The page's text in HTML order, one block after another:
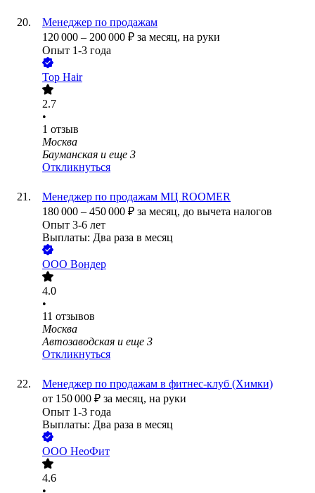
Менеджер по продажам
120 000 – 200 000 ₽ за месяц, на руки
Опыт 1-3 года
Top Hair
2.7
•
1 отзыв
Москва
Бауманская и еще 3
Откликнуться
Менеджер по продажам МЦ ROOMER
180 000 – 450 000 ₽ за месяц, до вычета налогов
Опыт 3-6 лет
Выплаты: Два раза в месяц
ООО Вондер
4.0
•
11 отзывов
Москва
Автозаводская и еще 3
Откликнуться
Менеджер по продажам в фитнес-клуб (Химки)
от 150 000 ₽ за месяц, на руки
Опыт 1-3 года
Выплаты: Два раза в месяц
ООО НеоФит
4.6